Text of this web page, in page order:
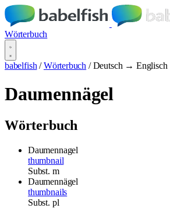
Wörterbuch
babelfish / Wörterbuch / Deutsch → Englisch
Daumennägel
Wörterbuch
Daumennagel
thumbnail
Subst. m
Daumennägel
thumbnails
Subst. pl